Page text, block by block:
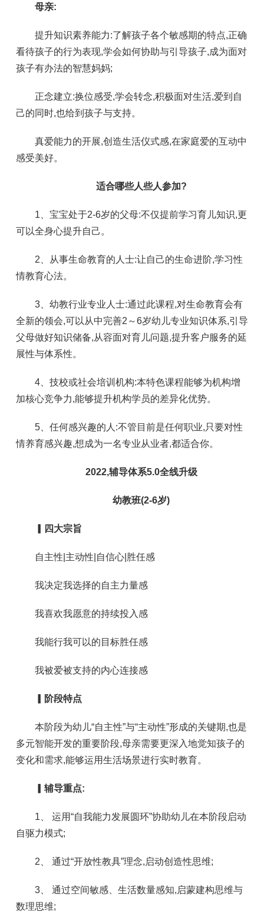
母亲:
提升知识素养能力:了解孩子各个敏感期的特点,正确
看待孩子的行为表现,学会如何协助与引导孩子,成为面对
孩子有办法的智慧妈妈;
正念建立:换位感受,学会转念,积极面对生活,爱到自
己的同时,也给到孩子与支持。
真爱能力的开展,创造生活仪式感,在家庭爱的互动中
感受美好。
适合哪些人些人参加?
1、宝宝处于2-6岁的父母:不仅提前学习育儿知识,更
可以全身心提升自己。
2、从事生命教育的人士:让自己的生命进阶,学习性
情教育心法。
3、幼教行业专业人士:通过此课程,对生命教育会有
全新的领会,可以从中完善2～6岁幼儿专业知识体系,引导
父母做好知识储备,从容面对育儿问题,提升客户服务的延
展性与体系性。
4、技校或社会培训机构:本特色课程能够为机构增
加核心竞争力,能够提升机构学员的差异化优势。
5、任何感兴趣的人:不管目前是任何职业,只要对性
情养育感兴趣,想成为一名专业从业者,都适合你。
2022,辅导体系5.0全线升级
幼教班(2-6岁)
四大宗旨
自主性|主动性|自信心|胜任感
我决定我选择的自主力量感
我喜欢我愿意的持续投入感
我能行我可以的目标胜任感
我被爱被支持的内心连接感
阶段特点
本阶段为幼儿“自主性”与“主动性”形成的关键期,也是
多元智能开发的重要阶段,母亲需要更深入地觉知孩子的
变化和需求,能够运用生活场景进行实时教育。
▎辅导重点:
1、 运用“自我能力发展圆环”协助幼儿在本阶段启动
自驱力模式;
2、 通过“开放性教具”理念,启动创造性思维;
3、 通过空间敏感、生活数量感知,启蒙建构思维与
数理思维;